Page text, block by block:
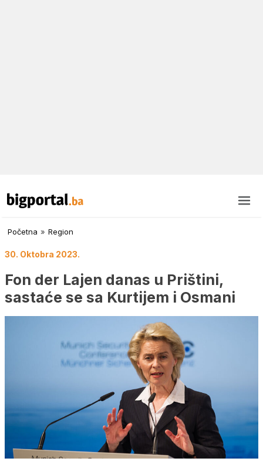
Početna » Region
30. Oktobra 2023.
Fon der Lajen danas u Prištini,
sastaće se sa Kurtijem i Osmani